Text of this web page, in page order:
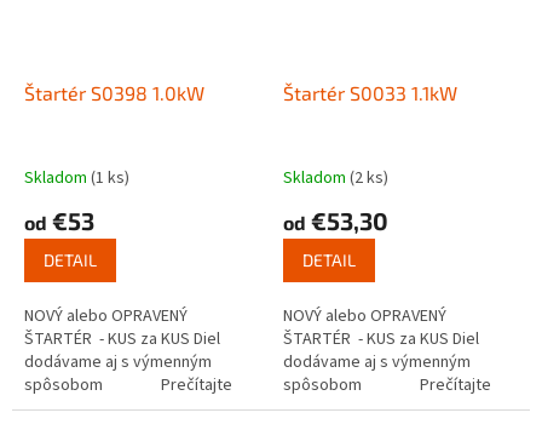
Štartér S0398 1.0kW
Skladom (1 ks)
od €53
DETAIL
NOVÝ alebo OPRAVENÝ
ŠTARTÉR - KUS za KUS Diel
dodávame aj s výmenným
spôsobom Prečítajte
si ako funguje...
Štartér S0033 1.1kW
Skladom (2 ks)
od €53,30
DETAIL
NOVÝ alebo OPRAVENÝ
ŠTARTÉR - KUS za KUS Diel
dodávame aj s výmenným
spôsobom Prečítajte
si ako funguje...